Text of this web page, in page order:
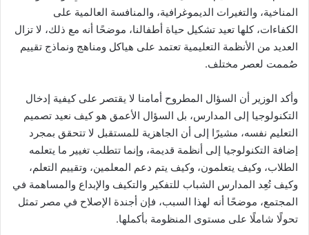
المناخية، والتغيرات الديموغرافية، والمنافسة العالمية على
الكفاءات، كلها تعيد تشكيل حياة أطفالنا، موضحًا أنه مع ذلك، لا تزال
العديد من الأنظمة التعليمية تعتمد على هياكل ومناهج ونماذج تقييم
صُممت لعصر مختلف.
وأكد الوزير أن السؤال المطروح أمامنا لا يقتصر على كيفية إدخال
التكنولوجيا إلى المدارس، بل السؤال الأعمق هو كيف نعيد تصميم
التعليم نفسه، مشيرًا إلى أن الجاهزية للمستقبل لا تتحقق بمجرد
إضافة التكنولوجيا إلى أنظمة قديمة، وإنما تتطلب تغيير ما يتعلمه
الطلاب، وكيف يتعلمون، وكيف يتم دعم المعلمين، وتقييم التعلم،
وكيف تُعِد المدارس الشباب للتفكير والتكيف والإبداع والمساهمة في
المجتمع، موضحًا أنه لهذا السبب، فإن أجندة الإصلاح في مصر تمثل
تحولًا شاملًا على مستوى المنظومة بأكملها.